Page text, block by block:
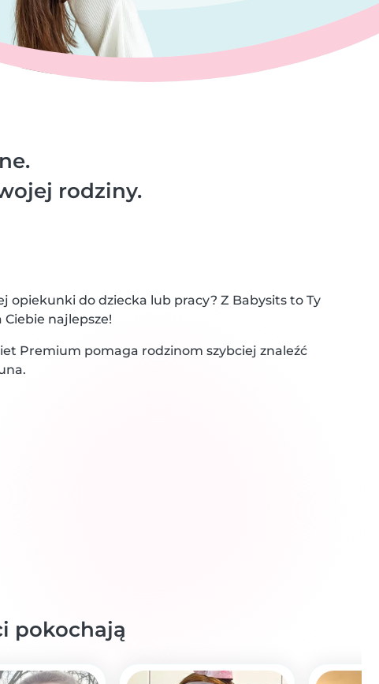
rodziny.
opiekunki do dziecka lub pracy? Z Babysits to Ty
najlepsze!
Premium pomaga rodzinom szybciej znaleźć
pokochają